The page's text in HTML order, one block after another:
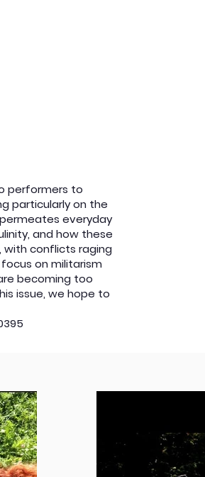
performers to
particularly on the
everyday
and how these
with conflicts raging
on militarism
becoming too
issue, we hope to